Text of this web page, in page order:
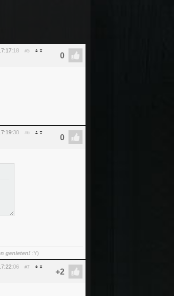
:18 #5
:30 #6
genieten! :Y)
:06 #7